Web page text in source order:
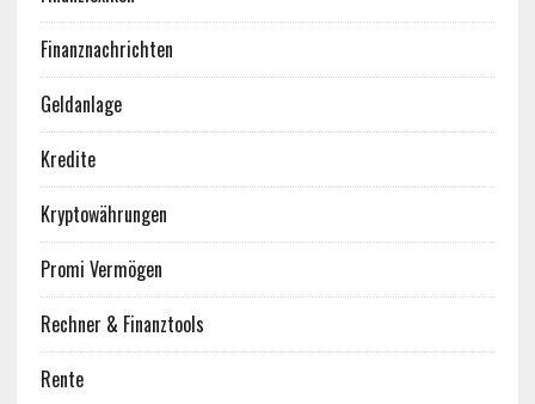
Finanznachrichten
Geldanlage
Kredite
Kryptowährungen
Promi Vermögen
Rechner & Finanztools
Rente